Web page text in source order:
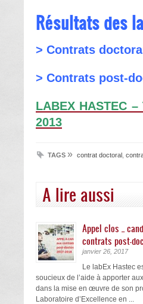
Résultats des
> Contrats
> Contrats post-
LABEX HASTEC
2013
TAGS » contrat doctoral
A lire aussi
Appel clos _
contrats post-
janvier 26, 2017
Le labEx Hastec
soucieux de l’aide à apporter
dans la mise en œuvre de son
Laboratoire d’Excellence en ...